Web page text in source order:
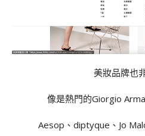
美妝品牌也
像是熱門的Giorgio
Aesop、diptyque、Jo